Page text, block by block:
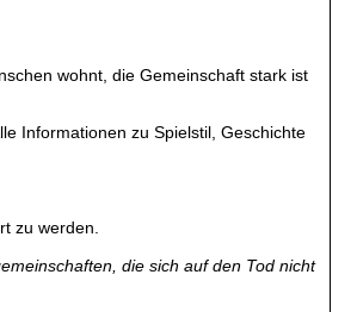
wohnt, die Gemeinschaft stark ist
Informationen zu Spielstil, Geschichte
zu werden.
die sich auf den Tod nicht